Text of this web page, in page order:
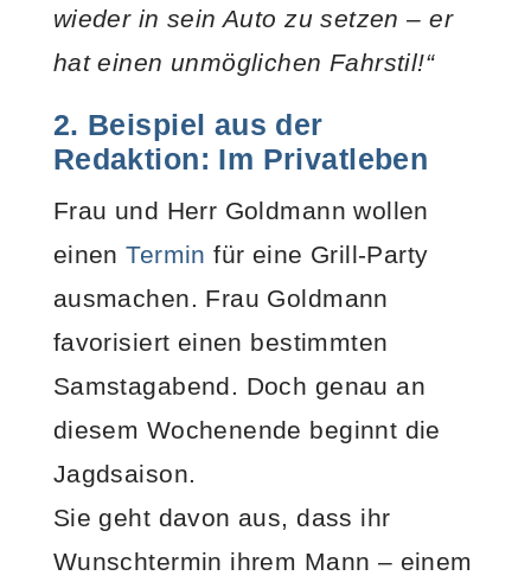
wieder in sein Auto zu setzen – er
hat einen unmöglichen Fahrstil!“
2. Beispiel aus der
Redaktion: Im Privatleben
Frau und Herr Goldmann wollen
einenTermin für eine Grill-Party
ausmachen. Frau Goldmann
favorisiert einen bestimmten
Samstagabend. Doch genau an
diesem Wochenende beginnt die
Jagdsaison.
Sie geht davon aus, dass ihr
Wunschtermin ihrem Mann – einem